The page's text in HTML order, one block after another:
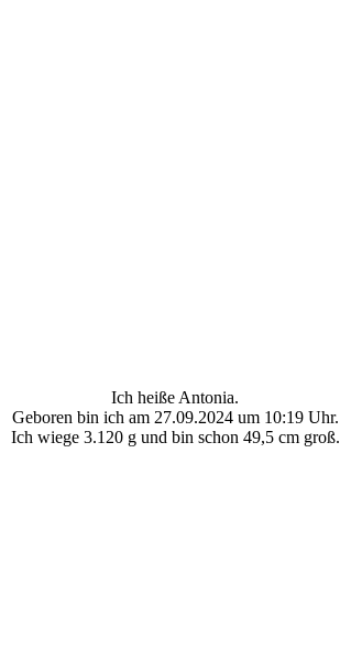
Ich heiße Antonia.
Geboren bin ich am 27.09.2024 um 10:19 Uhr.
Ich wiege 3.120 g und bin schon 49,5 cm groß.